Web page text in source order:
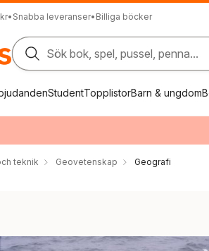
• Snabba leveranser• Billiga böcker
Sök bok, spel, pussel, penna...
StudentTopplistorBarn & ungdom
teknik Geovetenskap Geografi